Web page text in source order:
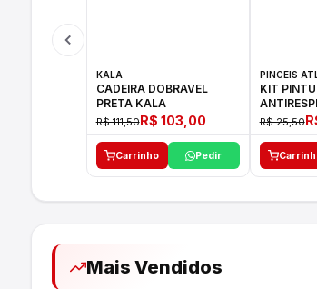
KALA
CADEIRA DOBRAVEL
PRETA KALA
R$ 111,50R$ 103,00
Carrinho Pedir
PINCEIS
KIT
ATLAS 03
R$ 25,50
Mais Vendidos